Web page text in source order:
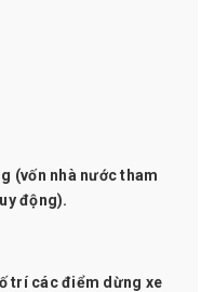
(vốn nhà nước tham
động).
trí các điểm dừng xe